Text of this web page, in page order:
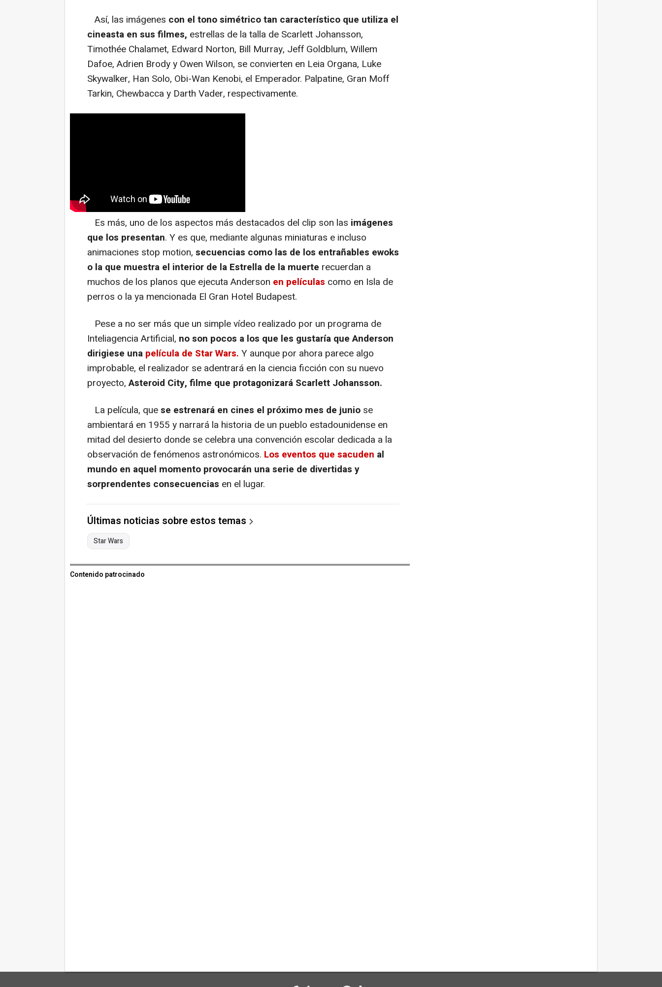
Así, las imágenes con el tono simétrico tan característico que utiliza el
cineasta en sus filmes, estrellas de la talla de Scarlett Johansson,
Timothée Chalamet, Edward Norton, Bill Murray, Jeff Goldblum, Willem
Dafoe, Adrien Brody y Owen Wilson, se convierten en Leia Organa, Luke
Skywalker, Han Solo, Obi-Wan Kenobi, el Emperador. Palpatine, Gran Moff
Tarkin, Chewbacca y Darth Vader, respectivamente.
Es más, uno de los aspectos más destacados del clip son las imágenes
que los presentan. Y es que, mediante algunas miniaturas e incluso
animaciones stop motion, secuencias como las de los entrañables ewoks
o la que muestra el interior de la Estrella de la muerte recuerdan a
muchos de los planos que ejecuta Anderson en películas como en Isla de
perros o la ya mencionada El Gran Hotel Budapest.
Pese a no ser más que un simple vídeo realizado por un programa de
Inteliagencia Artificial, no son pocos a los que les gustaría que Anderson
dirigiese una película de Star Wars. Y aunque por ahora parece algo
improbable, el realizador se adentrará en la ciencia ficción con su nuevo
proyecto,Asteroid City, filme que protagonizará Scarlett Johansson.
La película, quese estrenará en cines el próximo mes de junio se
ambientará en 1955 y narrará la historia de un pueblo estadounidense en
mitad del desierto donde se celebra una convención escolar dedicada a la
observación de fenómenos astronómicos. Los eventos que sacuden al
mundo en aquel momento provocarán una serie de divertidas y
sorprendentes consecuencias en el lugar.
Últimas noticias sobre estos temas
Star Wars
Contenido patrocinado